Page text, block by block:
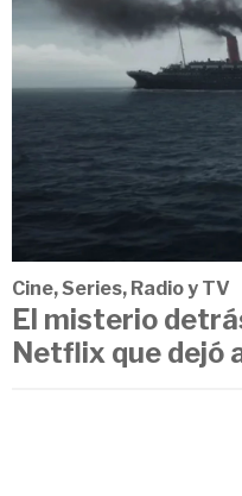
Cine, Series, Radio y TV
El misterio
Netflix que dejó